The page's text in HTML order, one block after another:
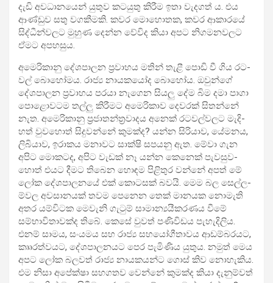
දැඩි අව­ධා­න­යෙන් යුතුව කට­යුතු කිරීම ඉතා වැද­ගත් ය. එය
ආණ්ඩුව සතු වග­කී­මකි. කවර මොහො­තක, කවර ආකා­රයේ
සිද්ධී­න්ව­ලට මුහුණ දෙන්න වේවිද කියා අපට නිග­ම­න­ව­ලට
ඒමට අප­හ­සුය.
අමෙ­රි­කානු දේශ­පා­ලන ප්‍රවා­හය මතින් තැළී පොඩි වී ගිය රට­
වල් බොහෝ­මය. රාජ්‍ය නාය­ක­යෝද බොහෝය. ඔවුන්ගේ
දේශ­පා­ලන ප්‍රවා­හය පරයා නැගෙන සියලු දේම බිම දමා පාගා
පොළො­ව­ටම තල්ලු කිරී­මට අමෙ­රි­කාව දෙව­රක් සිතන්නේ
නැත. අමෙ­රි­කානු ප්‍රජා­ත­න්ත්‍ර­වා­දය අනෙක් රට­ව­ල්ව­ලට මැදි­
හත් වුව­හොත් සිදු­වන්නේ කුමක්ද? යන්න සිරි­යාව, යේම­නය,
ලිබි­යාව, ඉරා­කය මනා­වට සාක්ෂි සප­යනු ඇත. මේවා ගැන
අපිට මොක­ටද, අපිට වැඩක් නෑ යන්න කෙනෙක් පැව­සු­ව­
හොත් එයට දීමට තිබෙන හොඳම පිළි­තුර වන්නේ අපත් මේ
ලෝක දේශ­පා­ල­නයේ එක් කොට­සක් බවයි. මෙම බල සෙල්ල­
ම්වල අව­සා­න­යක් තවම පෙනෙන තෙක් මාන­යක නොමැති
අතර යම්වි­ටක මෙවැනි ගැටුම් සාමා­න්‍ය­යී­ක­ර­ණය වීමේ
සම්භා­වි­තා­වක්ද තිබේ. කෙසේ වුවත් පණි­වි­ඩය පැහැ­දි­ලිය.
එනම් සාමය, සංය­මය සහ රාජ්‍ය සහ­යෝ­ගී­තා­වය ආඩ­ම්බ­ර­යට,
කෲර­ත්ව­යට, දේශ­පා­ල­න­යට පෙර පැමි­ණිය යුතුය. නමුත් මෙය
අපට ලෝක බල­වත් රාජ්‍ය නාය­ක­යන්ට ගොස් කිව නොහැ­කිය.
එම නිසා අපේක්ෂා සහ­ග­තව වෙන්නේ කුමක්ද කියා දැනු­ම්වත්